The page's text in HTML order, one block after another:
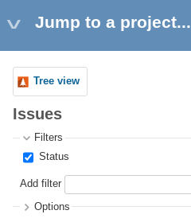
Jump to a project...
Tree view
Issues
Filters
Status
Add filter
Options